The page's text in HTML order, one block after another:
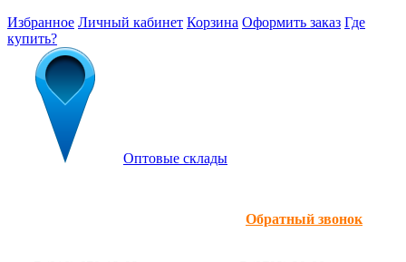
Избранное Личный кабинет Корзина Оформить заказ Где
купить?
Оптовые склады
Обратный звонок